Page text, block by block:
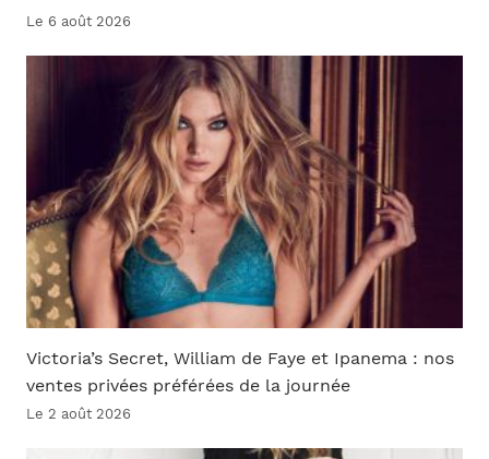
Le 6 août 2026
Victoria’s Secret, William de Faye et Ipanema : nos
ventes privées préférées de la journée
Le 2 août 2026